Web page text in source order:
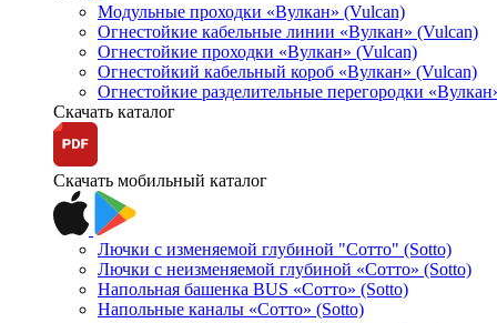
Модульные проходки «Вулкан» (Vulcan)
Огнестойкие кабельные линии «Вулкан» (Vulcan)
Огнестойкие проходки «Вулкан» (Vulcan)
Огнестойкий кабельный короб «Вулкан» (Vulcan)
Огнестойкие разделительные перегородки
Скачать каталог
Скачать мобильный каталог
Лючки с изменяемой глубиной "Сотто" (Sotto)
Лючки с неизменяемой глубиной «Сотто» (Sotto)
Напольная башенка BUS «Сотто» (Sotto)
Напольные каналы «Сотто» (Sotto)